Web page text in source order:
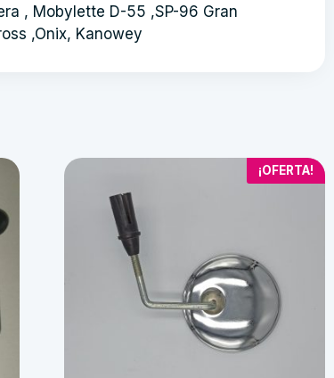
, Mobylette D-55 ,SP-96 Gran
,Onix, Kanowey
¡OFERTA!